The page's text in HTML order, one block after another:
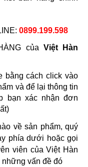
0899.199.598
của Việt Hàn
bằng cách click vào
và để lại thông tin
bạn xác nhận đơn
về sản phẩm, quý
phía dưới hoặc gọi
viên của Việt Hàn
những vấn đề đó